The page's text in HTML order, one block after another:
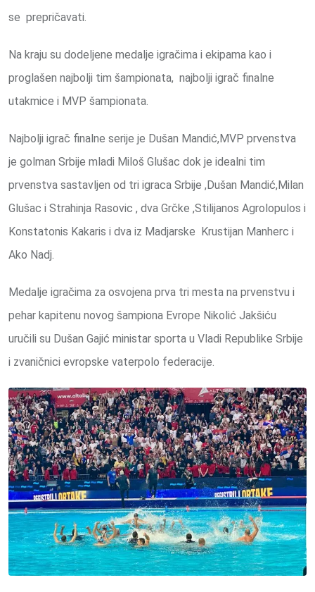
se prepričavati.
Na kraju su dodeljene medalje igračima i ekipama kao i
proglašen najbolji tim šampionata, najbolji igrač finalne
utakmice i MVP šampionata.
Najbolji igrač finalne serije je Dušan Mandić,MVP prvenstva
je golman Srbije mladi Miloš Glušac dok je idealni tim
prvenstva sastavljen od tri igraca Srbije ,Dušan Mandić,Milan
Glušac i Strahinja Rasovic , dva Grčke ,Stilijanos Agrolopulos i
Konstatonis Kakaris i dva iz Madjarske Krustijan Manherc i
Ako Nadj.
Medalje igračima za osvojena prva tri mesta na prvenstvu i
pehar kapitenu novog šampiona Evrope Nikolić Jakšiću
uručili su Dušan Gajić ministar sporta u Vladi Republike Srbije
i zvaničnici evropske vaterpolo federacije.